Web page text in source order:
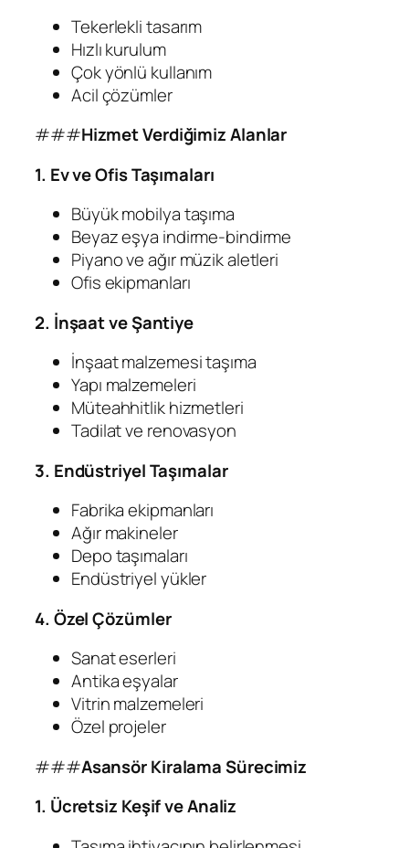
Tekerlekli tasarım
Hızlı kurulum
Çok yönlü kullanım
Acil çözümler
###Hizmet Verdiğimiz Alanlar
1. Ev ve Ofis Taşımaları
Büyük mobilya taşıma
Beyaz eşya indirme-bindirme
Piyano ve ağır müzik aletleri
Ofis ekipmanları
2. İnşaat ve Şantiye
İnşaat malzemesi taşıma
Yapı malzemeleri
Müteahhitlik hizmetleri
Tadilat ve renovasyon
3. Endüstriyel Taşımalar
Fabrika ekipmanları
Ağır makineler
Depo taşımaları
Endüstriyel yükler
4. Özel Çözümler
Sanat eserleri
Antika eşyalar
Vitrin malzemeleri
Özel projeler
###Asansör Kiralama Sürecimiz
1. Ücretsiz Keşif ve Analiz